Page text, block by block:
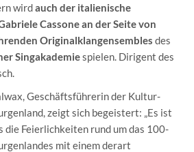
wirdauch der italienische
Cassone an der Seite von
Originalklangensembles des
Singakademiespielen. Dirigent des
Geschäftsführerin der Kultur-
zeigt sich begeistert: „Es ist
die Feierlichkeiten rund um das 100-
mit einem derart